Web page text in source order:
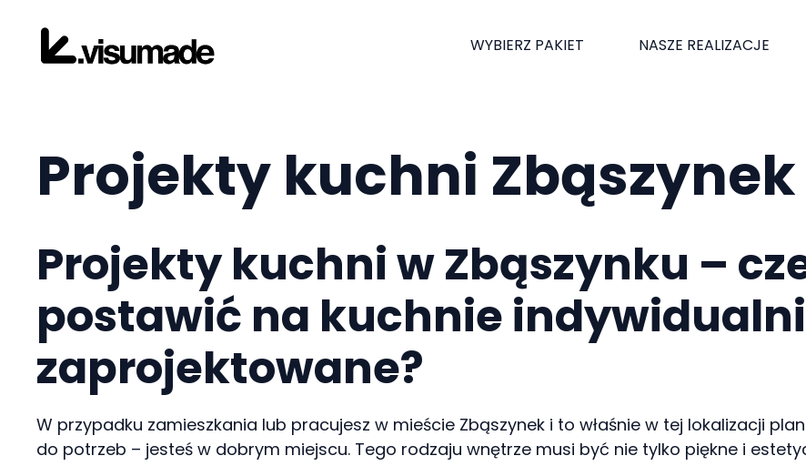
treści
WYBIERZ PAKIET NASZE REALIZACJE
Projekty kuchni Zbąszynek
Projekty kuchni w Zbąszynku –
postawić na kuchnie
zaprojektowane?
W przypadku zamieszkania lub pracujesz w mieście Zbąszynek i to właśnie w tej lokalizacji
do potrzeb – jesteś w dobrym miejscu. Tego rodzaju wnętrze musi być nie tylko piękne i